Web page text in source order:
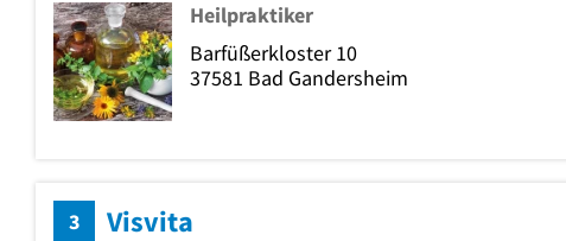
Heilpraktiker
Barfüßerkloster 10
37581 Bad Gandersheim
3 Visvita